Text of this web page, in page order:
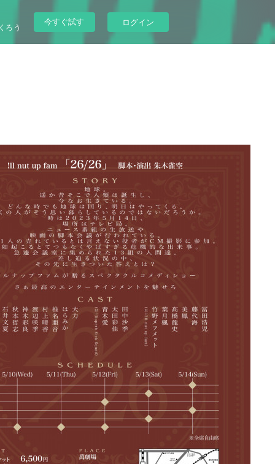
ろう
今すぐ試す ログイン